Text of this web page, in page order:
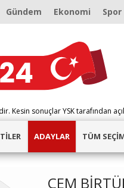
Gündem Ekonomi Spor
Kesin sonuçlar YSK tarafından
ADAYLAR TÜM
CEM